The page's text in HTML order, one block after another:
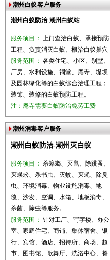
潮州白蚁客户服务
潮州白蚁防治-潮州白蚁站
服务项目： 上门查治白蚁、承接预防
工程、负责消灭白蚁、根治白蚁巢穴
服务范围： 各类住宅、小区、别墅、
厂房、水利设施、祠堂、庵寺、堤坝
及园林绿化等的白蚁综合治理工程；
装饰、装修的白蚁预防工程。
注：庵寺需要白蚁防治免劳工费
潮州消毒客户服务
潮州白蚁防治-潮州灭白蚁
服务项目： 杀蟑螂、灭鼠、除跳蚤、
灭蜈蚣、杀书虫、灭蚊、灭蝇、除臭
虫、环境消毒、物业设施消毒、地
毯、沙发、空调、水箱、地板消毒、
杀菌、除虫等服务。
服务范围： 针对工厂、写字楼、办公
室、家庭住宅、商铺、集体宿舍、银
行、宾馆、酒店、招待所、商场、超
市、图书馆、歌舞厅、洗浴中心、餐